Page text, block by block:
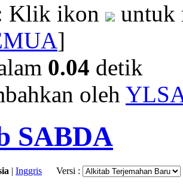
Klik ikon
untuk
]
0.04 detik
oleh
SABDA
| Inggris Versi :